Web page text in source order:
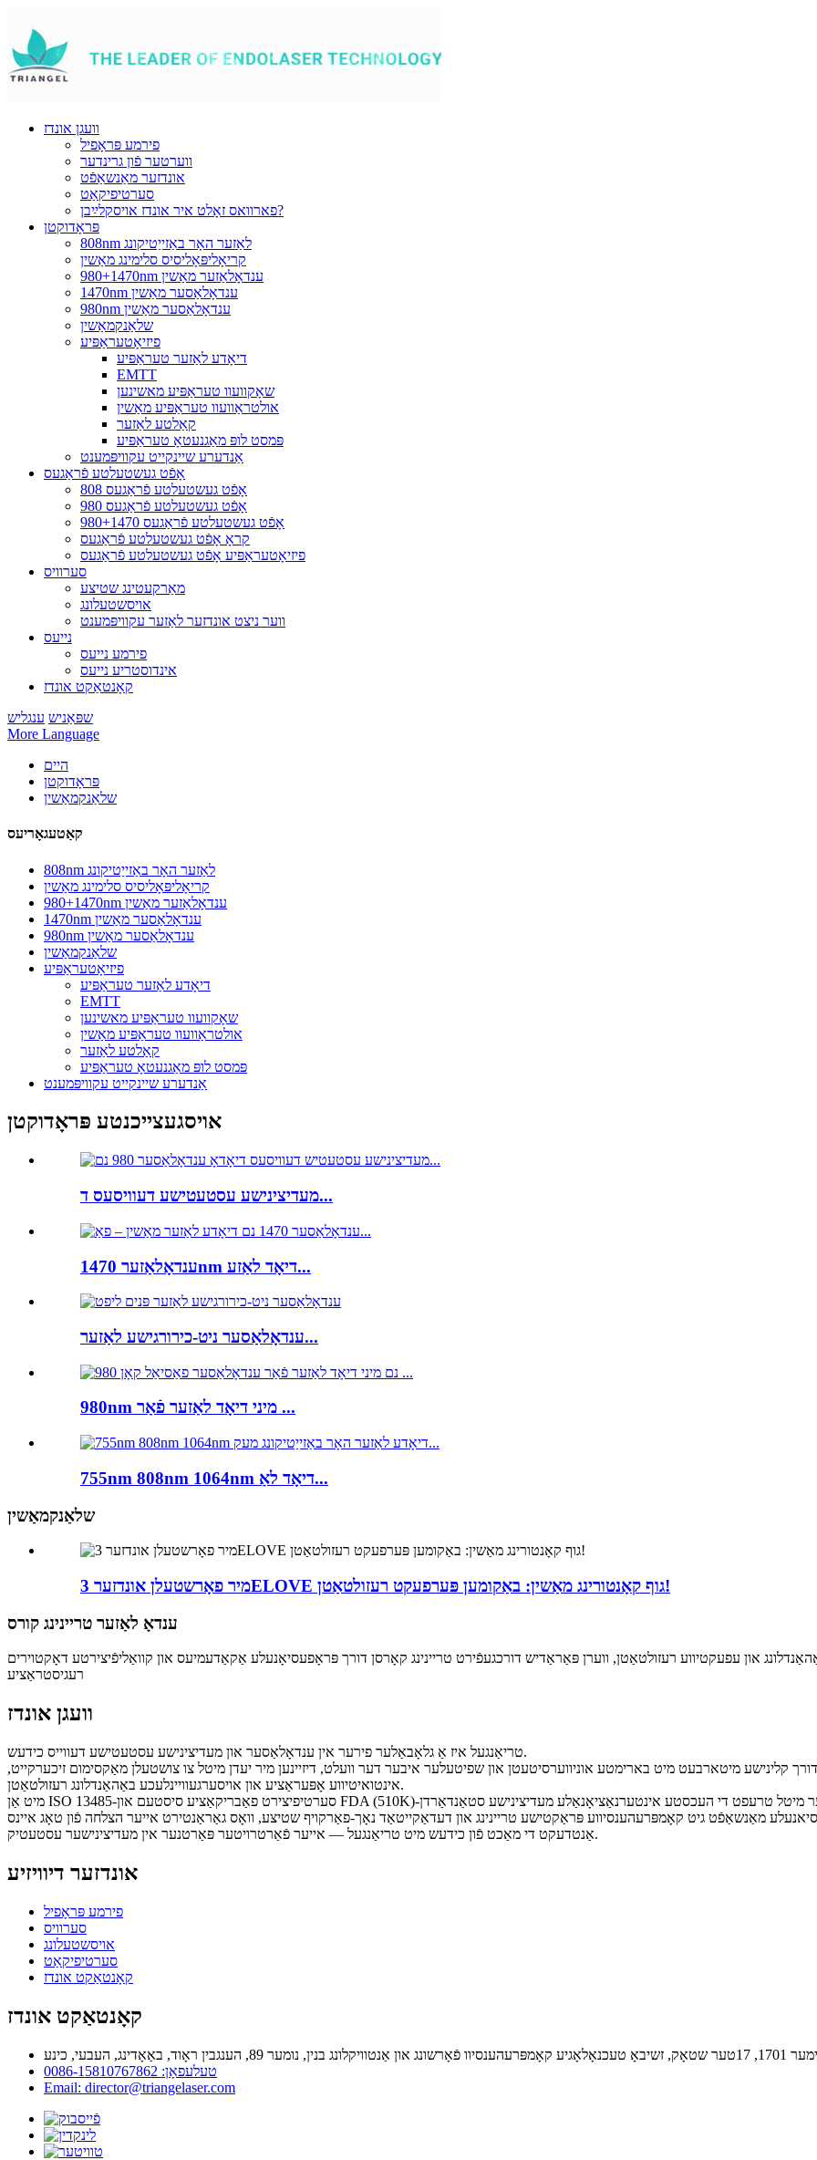
וועגן אונדז
פירמע פּראָפיל
ווערטער פֿון גרינדער
אונדזער מאַנשאַפֿט
סערטיפיקאַט
פארוואס זאָלט איר אונדז אויסקלײַבן?
פּראָדוקטן
808nm לאַזער האָר באַזייַטיקונג
קריאָליפּאָליסיס סלימינג מאַשין
980+1470nm ענדאָלאַזער מאַשין
1470nm ענדאָלאַסער מאַשין
980nm ענדאָלאַסער מאַשין
שלאַנקמאַשין
פיזיאָטעראַפּיע
דיאָדע לאַזער טעראַפּיע
EMTT
שאָקוועוו טעראַפּיע מאשינען
אולטראַוועוו טעראַפּיע מאַשין
קאַלטע לאַזער
פּמסט לופּ מאַגנעטאָ טעראַפּיע
אַנדערע שיינקייט עקוויפּמענט
אָפֿט געשטעלטע פֿראַגעס
808 אָפֿט געשטעלטע פֿראַגעס
980 אָפֿט געשטעלטע פֿראַגעס
980+1470 אָפֿט געשטעלטע פֿראַגעס
קראָ אָפֿט געשטעלטע פֿראַגעס
פיזיאָטעראַפּיע אָפֿט געשטעלטע פֿראַגעס
סערוויס
מאַרקעטינג שטיצע
אויסשטעלונג
ווער ניצט אונדזער לאַזער עקוויפּמענט
נייעס
פירמע נייעס
אינדוסטריע נייעס
קאָנטאַקט אונדז
שפּאַניש ענגליש
More Language
היים
פּראָדוקטן
שלאַנקמאַשין
קאַטעגאָריעס
808nm לאַזער האָר באַזייַטיקונג
קריאָליפּאָליסיס סלימינג מאַשין
980+1470nm ענדאָלאַזער מאַשין
1470nm ענדאָלאַסער מאַשין
980nm ענדאָלאַסער מאַשין
שלאַנקמאַשין
פיזיאָטעראַפּיע
דיאָדע לאַזער טעראַפּיע
EMTT
שאָקוועוו טעראַפּיע מאשינען
אולטראַוועוו טעראַפּיע מאַשין
קאַלטע לאַזער
פּמסט לופּ מאַגנעטאָ טעראַפּיע
אַנדערע שיינקייט עקוויפּמענט
אויסגעצייכנטע פּראָדוקטן
מעדיצינישע עסטעטישע דעוויסעס ד...
ענדאָלאַזער 1470nm דיאָד לאַזע...
ענדאָלאַסער ניט-כירורגישע לאַזער...
980nm מיני דיאָד לאַזער פֿאַר ...
755nm 808nm 1064nm דיאָד לאַ...
שלאַנקמאַשין
מיר פאָרשטעלן אונדזער 3ELOVE גוף קאָנטורינג מאַשין: באַקומען פּערפעקט רעזולטאַטן!
ענדאָ לאַזער טריינינג קורס
רעגיסטראַציע
וועגן אונדז
טריאַנגעל איז אַ גלאָבאַלער פירער אין ענדאָלאַסער און מעדיצינישע עסטעטישע דעווייס כידעש.
קלינישע מיטארבעט מיט בארימטע אוניווערסיטעטן און שפיטעלער איבער דער וועלט, דיזיינען מיר יעדן מיטל צו צושטעלן מאַקסימום זיכערקייט,
אינטואיטיווע אָפּעראַציע און אויסערגעוויינלעכע באַהאַנדלונג רעזולטאַטן.
אַנטדעקט די מאַכט פֿון כידעש מיט טריאַנגעל — אייער פֿאַרטרויטער פּאַרטנער אין מעדיצינישער עסטעטיק.
אונדזער דיוויזיע
פירמע פּראָפיל
סערוויס
אויסשטעלונג
סערטיפיקאַט
קאָנטאַקט אונדז
קאָנטאַקט אונדז
קאָמפּרעהענסיוו פֿאָרשונג און אַנטוויקלונג בנין, נומער 89, הענגבין ראָוד, באַאָדינג, העבעי, כינע
טעלעפאָן: 0086-15810767862
Email: director@triangelaser.com